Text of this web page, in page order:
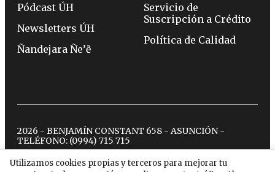
Utilizamos cookies propias y terceros para mejorar tu
Pódcast ÚH
Newsletters ÚH
Ñandejara Ñe’ẽ
Servicio de
Suscripción a Crédito
Política de Calidad
2026 - BENJAMÍN CONSTANT 658 - ASUNCIÓN -
TELÉFONO: (0994) 715 715